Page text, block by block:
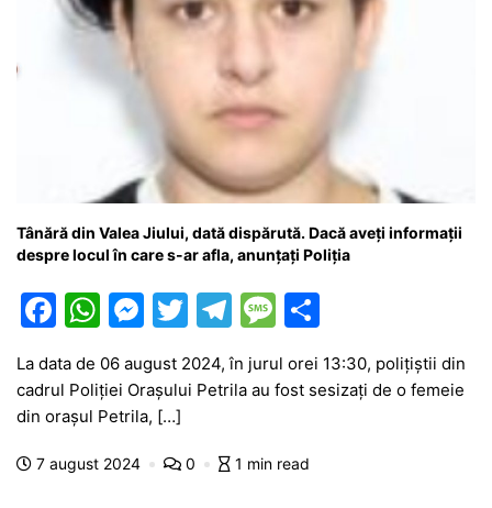
Tânără din Valea Jiului, dată dispărută. Dacă aveți informații
despre locul în care s-ar afla, anunțați Poliția
F
c
e
b
o
W
at
s
A
M
s
s
e
T
itt
T
el
e
a
M
s
a
g
ta
La data de 06 august 2024, în jurul orei 13:30, polițiștii din
cadrul Poliției Orașului Petrila au fost sesizați de o femeie
din orașul Petrila, […]
7 august 2024 0 1 min read